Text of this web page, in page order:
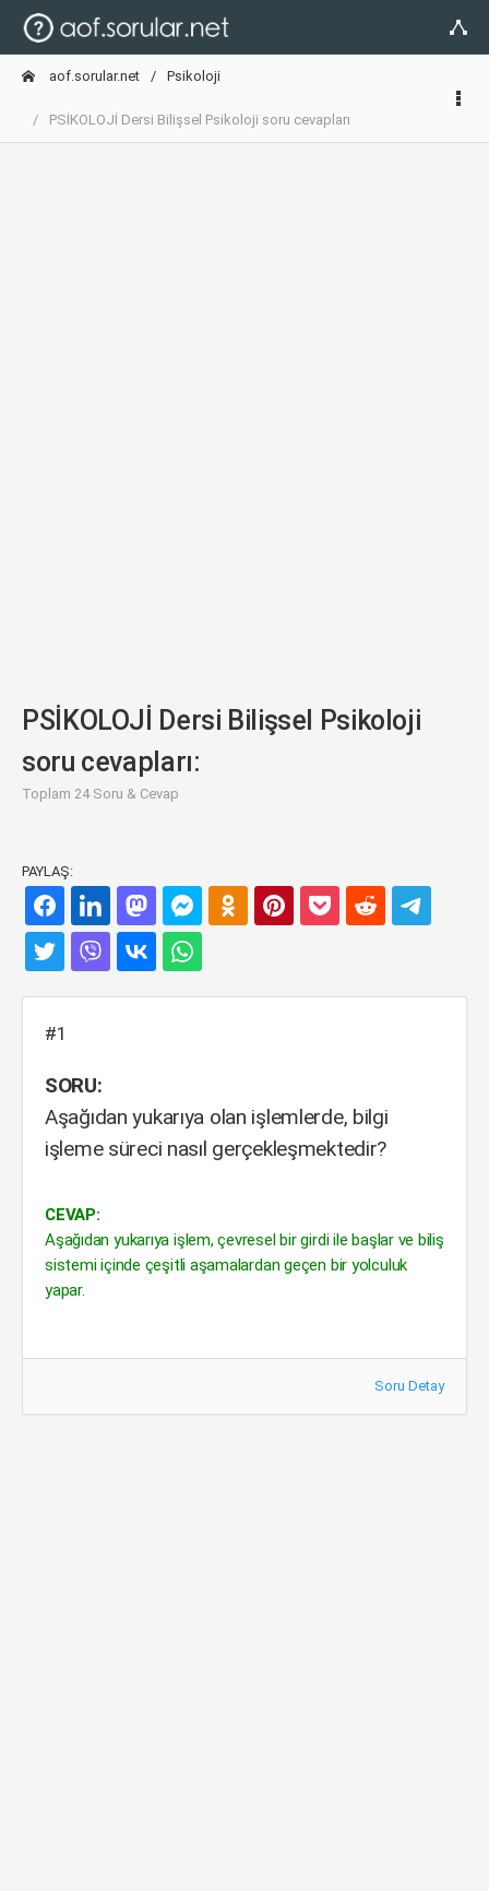
aof.sorular.net Psikoloji
PSİKOLOJİ Dersi Bilişsel Psikoloji soru cevapları
PSİKOLOJİ Dersi Bilişsel Psikoloji
soru cevapları:
Toplam 24 Soru & Cevap
PAYLAŞ:
#1
SORU:
Aşağıdan yukarıya olan işlemlerde, bilgi
işleme süreci nasıl gerçekleşmektedir?
CEVAP:
Aşağıdan yukarıya işlem, çevresel bir girdi ile başlar ve biliş
sistemi içinde çeşitli aşamalardan geçen bir yolculuk
yapar.
Soru Detay